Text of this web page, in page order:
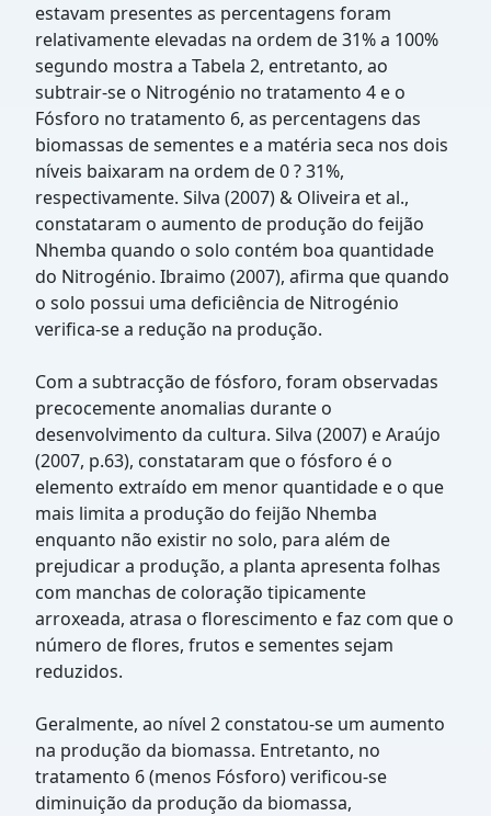
estavam presentes as percentagens foram
relativamente elevadas na ordem de 31% a 100%
segundo mostra a Tabela 2, entretanto, ao
subtrair-se o Nitrogénio no tratamento 4 e o
Fósforo no tratamento 6, as percentagens das
biomassas de sementes e a matéria seca nos dois
níveis baixaram na ordem de 0 ? 31%,
respectivamente. Silva (2007) & Oliveira et al.,
constataram o aumento de produção do feijão
Nhemba quando o solo contém boa quantidade
do Nitrogénio. Ibraimo (2007), afirma que quando
o solo possui uma deficiência de Nitrogénio
verifica-se a redução na produção.
Com a subtracção de fósforo, foram observadas
precocemente anomalias durante o
desenvolvimento da cultura. Silva (2007) e Araújo
(2007, p.63), constataram que o fósforo é o
elemento extraído em menor quantidade e o que
mais limita a produção do feijão Nhemba
enquanto não existir no solo, para além de
prejudicar a produção, a planta apresenta folhas
com manchas de coloração tipicamente
arroxeada, atrasa o florescimento e faz com que o
número de flores, frutos e sementes sejam
reduzidos.
Geralmente, ao nível 2 constatou-se um aumento
na produção da biomassa. Entretanto, no
tratamento 6 (menos Fósforo) verificou-se
diminuição da produção da biomassa,